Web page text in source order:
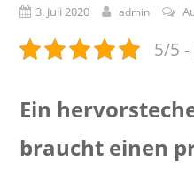
3. Juli 2020 admin
5/5
Ein
braucht einen